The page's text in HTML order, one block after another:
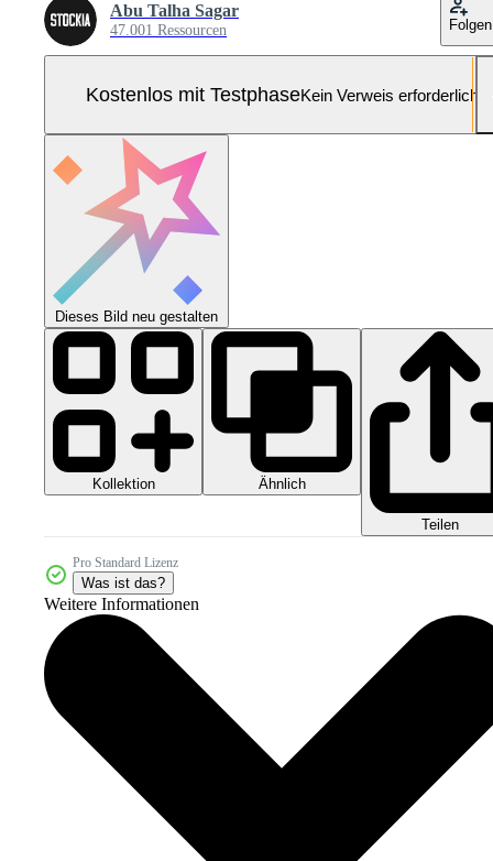
Abu Talha Sagar
47.001 Ressourcen Folgen
Kostenlos mit TestphaseKein Verweis erforderlich
Dieses Bild neu gestalten
Kollektion Ähnlich
Teilen
Pro Standard Lizenz
Was ist das?
Weitere Informationen